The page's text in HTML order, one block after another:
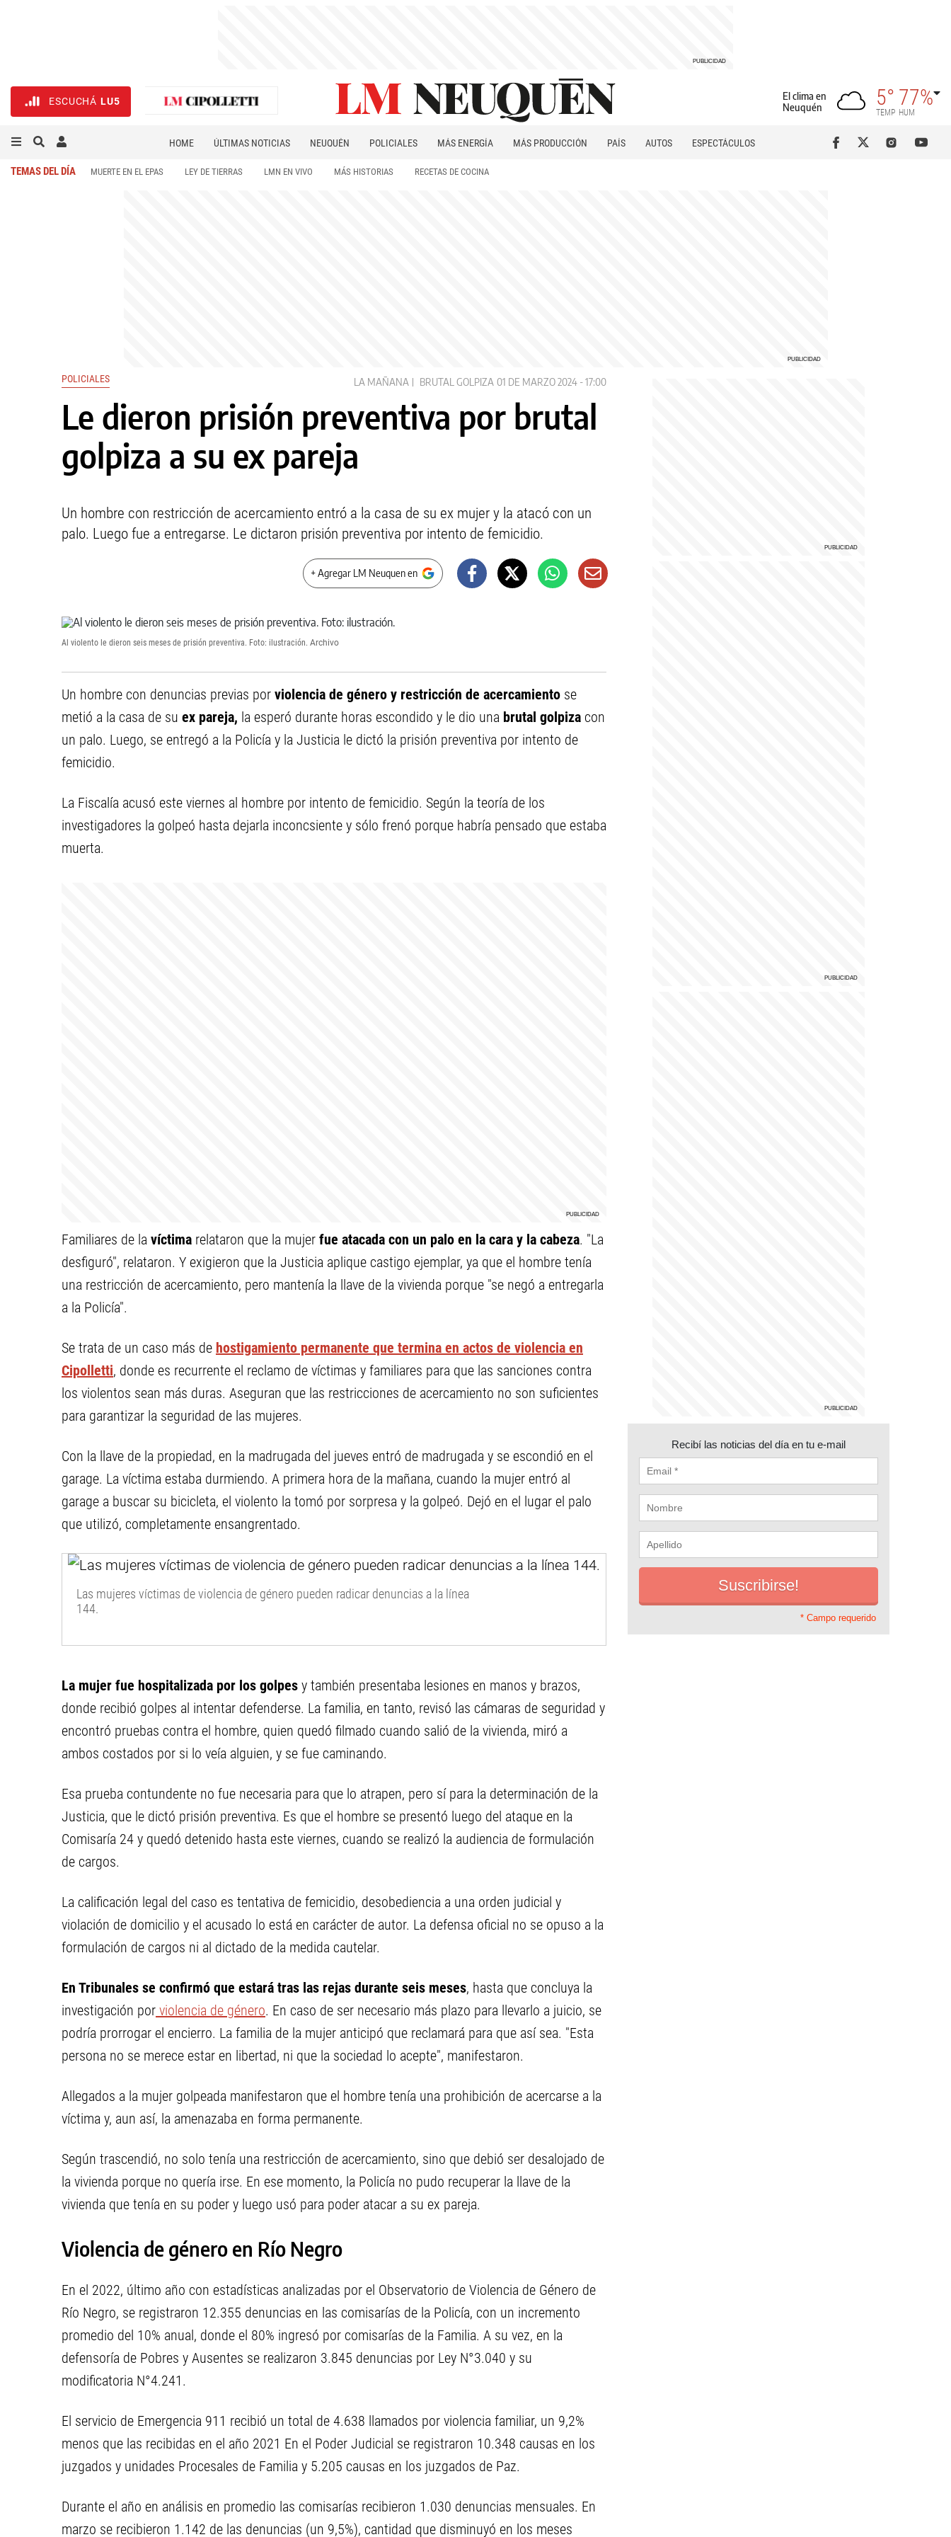
ESCUCHÁ LU5
El clima en
Neuquén
5°
TEMP
77%
HUM
HOME ÚLTIMAS NOTICIAS NEUQUÉN POLICIALES MÁS ENERGÍA MÁS PRODUCCIÓN PAÍS AUTOS
ESPECTÁCULOS
TEMAS DEL DÍA MUERTE EN EL EPAS LEY DE TIERRAS LMN EN VIVO MÁS HISTORIAS RECETAS DE COCINA
POLICIALES LA MAÑANA BRUTAL GOLPIZA 01 DE MARZO 2024 - 17:00
Le dieron prisión preventiva por brutal
golpiza a su ex pareja
Un hombre con restricción de acercamiento entró a la casa de su ex mujer y la atacó con un
palo. Luego fue a entregarse. Le dictaron prisión preventiva por intento de femicidio.
+ Agregar LM Neuquen en
Al violento le dieron seis meses de prisión preventiva. Foto: ilustración. Archivo
Un hombre con denuncias previas por violencia de género y restricción de acercamiento se
metió a la casa de su ex pareja, la esperó durante horas escondido y le dio una brutal golpiza con
un palo. Luego, se entregó a la Policía y la Justicia le dictó la prisión preventiva por intento de
femicidio.
La Fiscalía acusó este viernes al hombre por intento de femicidio. Según la teoría de los
investigadores la golpeó hasta dejarla inconcsiente y sólo frenó porque habría pensado que estaba
muerta.
Familiares de la víctima relataron que la mujer fue atacada con un palo en la cara y la cabeza. "La
desfiguró", relataron. Y exigieron que la Justicia aplique castigo ejemplar, ya que el hombre tenía
una restricción de acercamiento, pero mantenía la llave de la vivienda porque "se negó a entregarla
a la Policía".
Se trata de un caso más de hostigamiento permanente que termina en actos de violencia en
Cipolletti, donde es recurrente el reclamo de víctimas y familiares para que las sanciones contra
los violentos sean más duras. Aseguran que las restricciones de acercamiento no son suficientes
para garantizar la seguridad de las mujeres.
Con la llave de la propiedad, en la madrugada del jueves entró de madrugada y se escondió en el
garage. La víctima estaba durmiendo. A primera hora de la mañana, cuando la mujer entró al
garage a buscar su bicicleta, el violento la tomó por sorpresa y la golpeó. Dejó en el lugar el palo
que utilizó, completamente ensangrentado.
Las mujeres víctimas de violencia de género pueden radicar denuncias a la línea
144.
La mujer fue hospitalizada por los golpes y también presentaba lesiones en manos y brazos,
donde recibió golpes al intentar defenderse. La familia, en tanto, revisó las cámaras de seguridad y
encontró pruebas contra el hombre, quien quedó filmado cuando salió de la vivienda, miró a
ambos costados por si lo veía alguien, y se fue caminando.
Esa prueba contundente no fue necesaria para que lo atrapen, pero sí para la determinación de la
Justicia, que le dictó prisión preventiva. Es que el hombre se presentó luego del ataque en la
Comisaría 24 y quedó detenido hasta este viernes, cuando se realizó la audiencia de formulación
de cargos.
La calificación legal del caso es tentativa de femicidio, desobediencia a una orden judicial y
violación de domicilio y el acusado lo está en carácter de autor. La defensa oficial no se opuso a la
formulación de cargos ni al dictado de la medida cautelar.
En Tribunales se confirmó que estará tras las rejas durante seis meses, hasta que concluya la
investigación por violencia de género. En caso de ser necesario más plazo para llevarlo a juicio, se
podría prorrogar el encierro. La familia de la mujer anticipó que reclamará para que así sea. "Esta
persona no se merece estar en libertad, ni que la sociedad lo acepte", manifestaron.
Allegados a la mujer golpeada manifestaron que el hombre tenía una prohibición de acercarse a la
víctima y, aun así, la amenazaba en forma permanente.
Según trascendió, no solo tenía una restricción de acercamiento, sino que debió ser desalojado de
la vivienda porque no quería irse. En ese momento, la Policía no pudo recuperar la llave de la
vivienda que tenía en su poder y luego usó para poder atacar a su ex pareja.
Violencia de género en Río Negro
En el 2022, último año con estadísticas analizadas por el Observatorio de Violencia de Género de
Río Negro, se registraron 12.355 denuncias en las comisarías de la Policía, con un incremento
promedio del 10% anual, donde el 80% ingresó por comisarías de la Familia. A su vez, en la
defensoría de Pobres y Ausentes se realizaron 3.845 denuncias por Ley N°3.040 y su
modificatoria N°4.241.
El servicio de Emergencia 911 recibió un total de 4.638 llamados por violencia familiar, un 9,2%
menos que las recibidas en el año 2021 En el Poder Judicial se registraron 10.348 causas en los
juzgados y unidades Procesales de Familia y 5.205 causas en los juzgados de Paz.
Durante el año en análisis en promedio las comisarías recibieron 1.030 denuncias mensuales. En
marzo se recibieron 1.142 de las denuncias (un 9,5%), cantidad que disminuyó en los meses
Recibí las noticias del día en tu e-mail
* Campo requerido